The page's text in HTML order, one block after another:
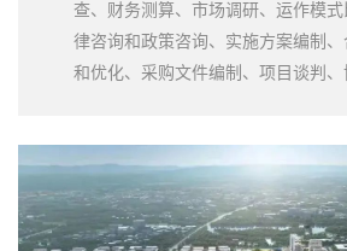
查、财务测算、市场调研、运作模式
律咨询和政策咨询、实施方案编制、
和优化、采购文件编制、项目谈判、